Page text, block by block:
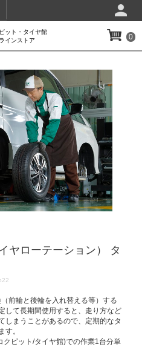
ット・タイヤ館
インストア
0
ヤローテーション） タ
前輪と後輪を入れ替える等）する
して長期間使用すると、走り方など
しまうことがあるので、定期的なタ
す。
クピット/タイヤ館)での作業1台分単